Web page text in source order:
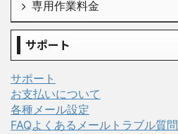
専用作業料金
サポート
サポート
お支払いについて
各種メール設定
FAQよくあるメールトラブル質問